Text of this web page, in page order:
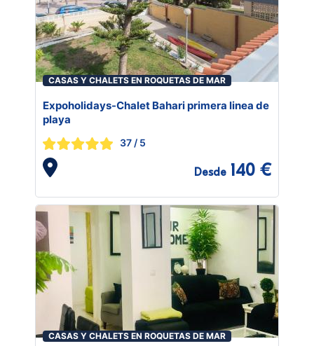
CASAS Y CHALETS EN ROQUETAS DE MAR
Expoholidays-Chalet Bahari primera linea de
playa
37 / 5
Desde 140 €
CASAS Y CHALETS EN ROQUETAS DE MAR